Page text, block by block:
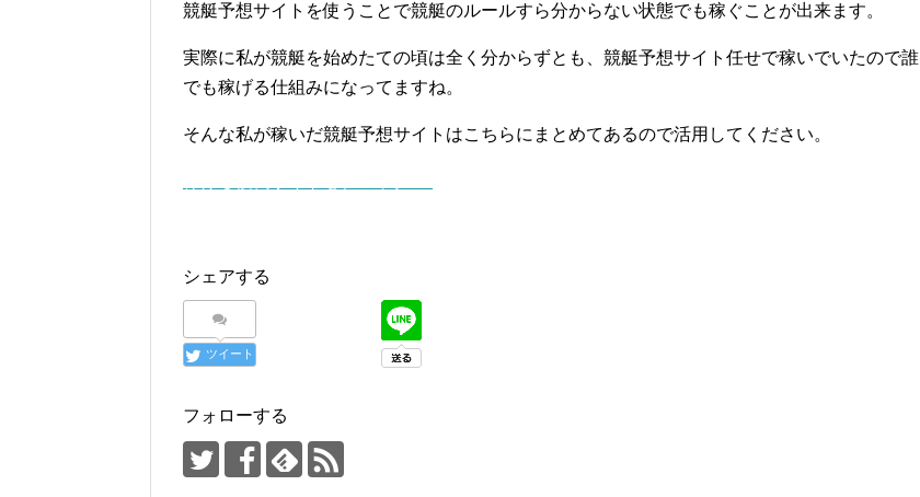
競艇予想サイトを使うことで競艇のルールすら分からない状態でも稼ぐことが出来ます。
実際に私が競艇を始めたての頃は全く分からずとも、競艇予想サイト任せで稼いでいたので誰
でも稼げる仕組みになってますね。
そんな私が稼いだ競艇予想サイトはこちらにまとめてあるので活用してください。
シェアする
ツイート
フォローする